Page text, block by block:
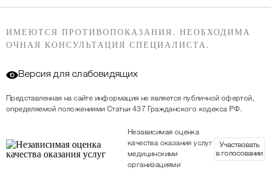
ИМЕЮТСЯ ПРОТИВОПОКАЗАНИЯ. НЕОБХОДИМА
ОЧНАЯ КОНСУЛЬТАЦИЯ СПЕЦИАЛИСТА.
Версия для слабовидящих
Представленная на сайте информация не является публичной офертой,
определяемой положениями Статьи 437 Гражданского кодекса РФ.
Независимая оценка
качества оказания услуг
медицинскими
организациями
Участвовать
в голосовании